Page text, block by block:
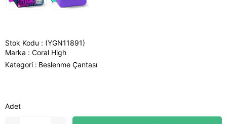
Stok Kodu
(YGN11891)
Marka : Coral High
Kategori : Beslenme Çantası
Adet